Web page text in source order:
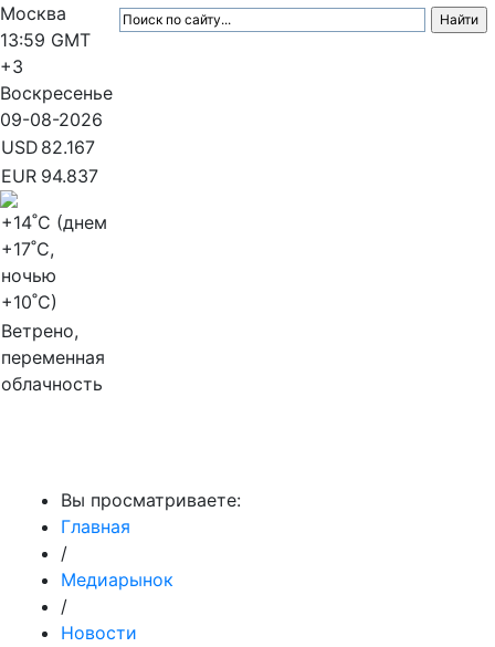
Москва
13:59 GMT
+3
Воскресенье
09-08-2026
USD 82.167
EUR 94.837
+14˚C (днем
+17˚C,
ночью
+10˚C)
Ветрено,
переменная
облачность
Вы просматриваете:
Главная
/
Медиарынок
/
Новости